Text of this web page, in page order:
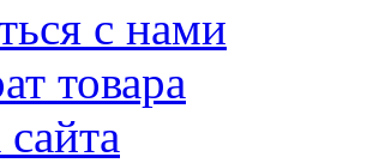
с нами
товара